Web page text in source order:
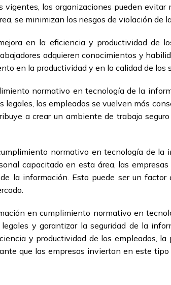
las organizaciones pueden
se minimizan los riesgos de violación de
en la eficiencia y productividad de
adquieren conocimientos y
en la productividad y en la calidad de
normativo en tecnología de la
los empleados se vuelven más
a crear un ambiente de trabajo
normativo en tecnología de
capacitado en esta área, las
la información. Esto puede ser un
en cumplimiento normativo en
y garantizar la seguridad de la
y productividad de los empleados,
que las empresas inviertan en este